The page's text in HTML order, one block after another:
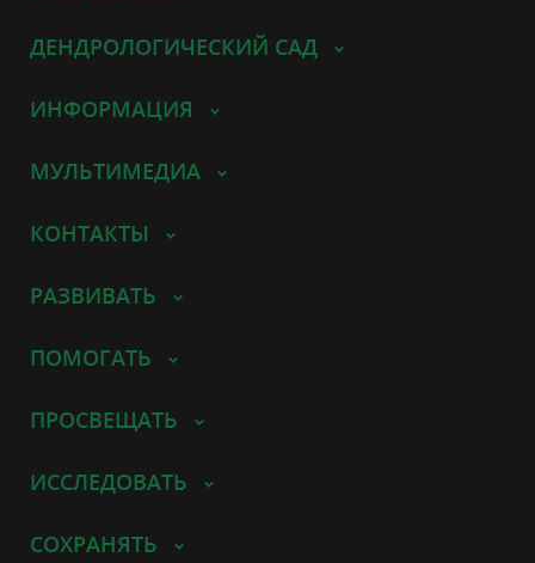
ДЕНДРОЛОГИЧЕСКИЙ САД
ИНФОРМАЦИЯ
МУЛЬТИМЕДИА
КОНТАКТЫ
РАЗВИВАТЬ
ПОМОГАТЬ
ПРОСВЕЩАТЬ
ИССЛЕДОВАТЬ
СОХРАНЯТЬ